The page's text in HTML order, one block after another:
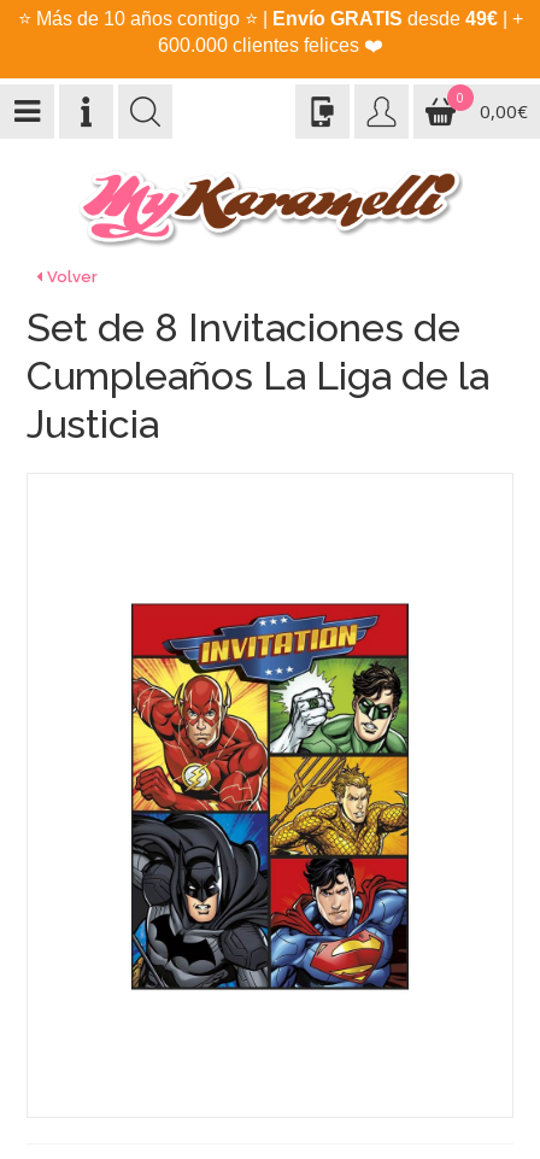
⭐ Más de 10 años contigo ⭐ Envío GRATIS desde 49€| +
600.000 clientes felices ❤️
0
0,00€
Volver
Set de 8 Invitaciones de
Cumpleaños La Liga de la
Justicia